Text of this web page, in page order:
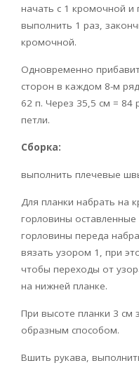
начать с 1 кромочной и
выполнить 1 раз,
кромочной.
Одновременно
сторон в каждом 8-м
62 п. Через 35,5 см = 84
петли.
Сборка:
выполнить плечевые
Для планки набрать на
горловины
горловины переда
вязать узором 1, при
чтобы переходы от
на нижней планке.
При высоте планки 3 см
образным способом.
Вшить рукава,